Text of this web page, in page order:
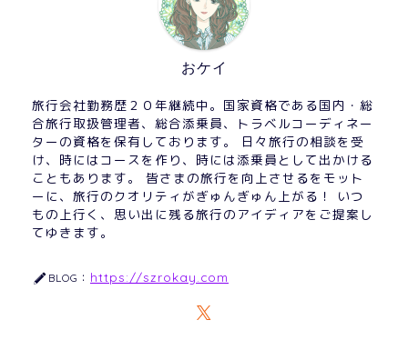
おケイ
旅行会社勤務歴２０年継続中。国家資格である国内・総
合旅行取扱管理者、総合添乗員、トラベルコーディネー
ターの資格を保有しております。 日々旅行の相談を受
け、時にはコースを作り、時には添乗員として出かける
こともあります。 皆さまの旅行を向上させるをモット
ーに、旅行のクオリティがぎゅんぎゅん上がる！ いつ
もの上行く、思い出に残る旅行のアイディアをご提案し
てゆきます。
BLOG： https://szrokay.com